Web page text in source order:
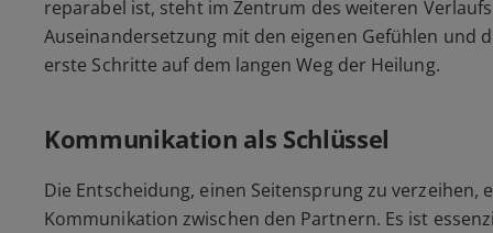
reparabel ist, steht im Zentrum des weiteren
Auseinandersetzung mit den eigenen Gefühlen und
erste Schritte auf dem langen Weg der Heilung.
Kommunikation als Schlüssel
Die Entscheidung, einen Seitensprung zu
Kommunikation zwischen den Partnern. Es ist